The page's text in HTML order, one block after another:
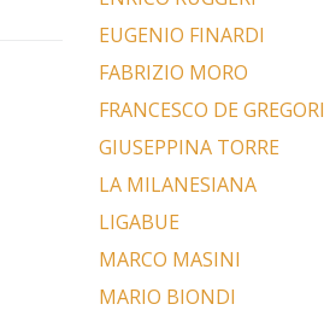
EUGENIO FINARDI
FABRIZIO MORO
FRANCESCO DE GREGORI
GIUSEPPINA TORRE
LA MILANESIANA
LIGABUE
MARCO MASINI
MARIO BIONDI